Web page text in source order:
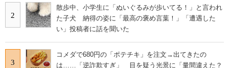
2
散歩中、小学生に「ぬいぐるみが歩いてる！」と言われ
た子犬 納得の姿に「最高の褒め言葉！」「遭遇した
い」投稿者に話を聞いた
3
コメダで680円の「ポテチキ」を注文→出てきたの
は……「逆詐欺すぎ」 目を疑う光景に「量間違えた？